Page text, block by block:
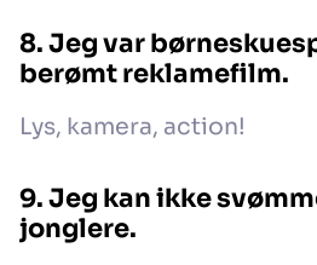
8. Jeg var
berømt reklamefilm.
Lys, kamera, action!
9. Jeg kan ikke
jonglere.